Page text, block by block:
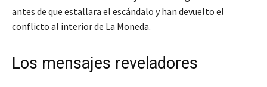
antes de que estallara el escándalo y han devuelto el
conflicto al interior de La Moneda.
Los mensajes reveladores